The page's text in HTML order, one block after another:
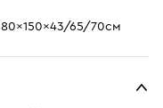
80x150x43/65/70см